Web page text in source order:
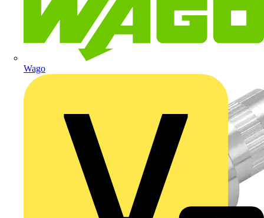
Wago